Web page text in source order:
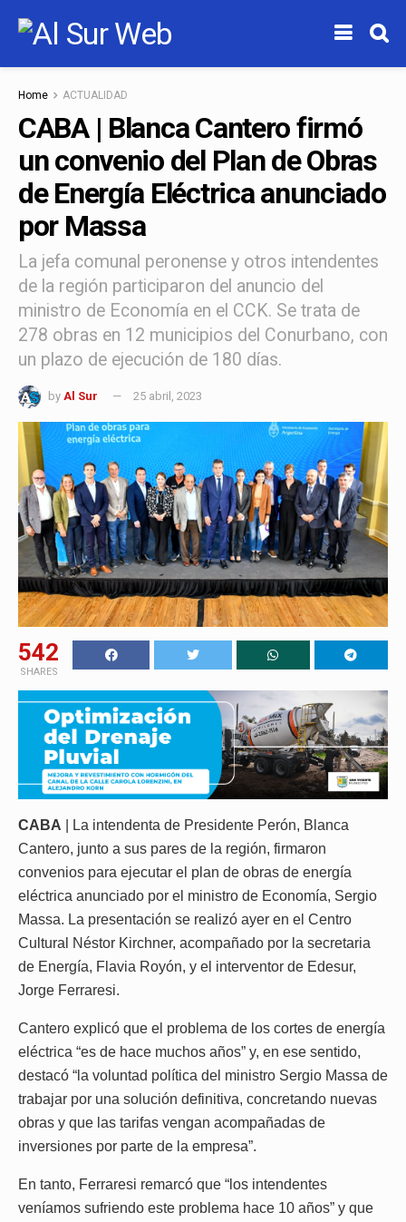
Home ACTUALIDAD
CABA | Blanca Cantero firmó
un convenio del Plan de Obras
de Energía Eléctrica anunciado
por Massa
La jefa comunal peronense y otros intendentes
de la región participaron del anuncio del
ministro de Economía en el CCK. Se trata de
278 obras en 12 municipios del Conurbano, con
un plazo de ejecución de 180 días.
by Al Sur 25 abril, 2023
542
SHARES
CABA | La intendenta de Presidente Perón, Blanca
Cantero, junto a sus pares de la región, firmaron
convenios para ejecutar el plan de obras de energía
eléctrica anunciado por el ministro de Economía, Sergio
Massa. La presentación se realizó ayer en el Centro
Cultural Néstor Kirchner, acompañado por la secretaria
de Energía, Flavia Royón, y el interventor de Edesur,
Jorge Ferraresi.
Cantero explicó que el problema de los cortes de energía
eléctrica “es de hace muchos años” y, en ese sentido,
destacó “la voluntad política del ministro Sergio Massa de
trabajar por una solución definitiva, concretando nuevas
obras y que las tarifas vengan acompañadas de
inversiones por parte de la empresa”.
En tanto, Ferraresi remarcó que “los intendentes
veníamos sufriendo este problema hace 10 años” y que